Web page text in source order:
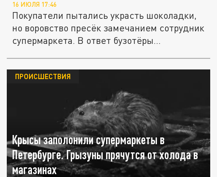
16 ИЮЛЯ 17:46
Покупатели пытались украсть шоколадки,
но воровство пресёк замечанием сотрудник
супермаркета. В ответ бузотёры...
Крысы заполонили супермаркеты в
Петербурге. Грызуны прячутся от холода в
магазинах
ПРОИСШЕСТВИЯ